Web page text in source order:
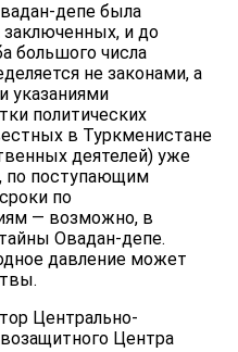
депе была
заключенных, и до
большого числа
не законами, а
указаниями
политических
в Туркменистане
деятелей) уже
по поступающим
по
— возможно, в
Овадан-депе.
давление может
Центрально-
Центра